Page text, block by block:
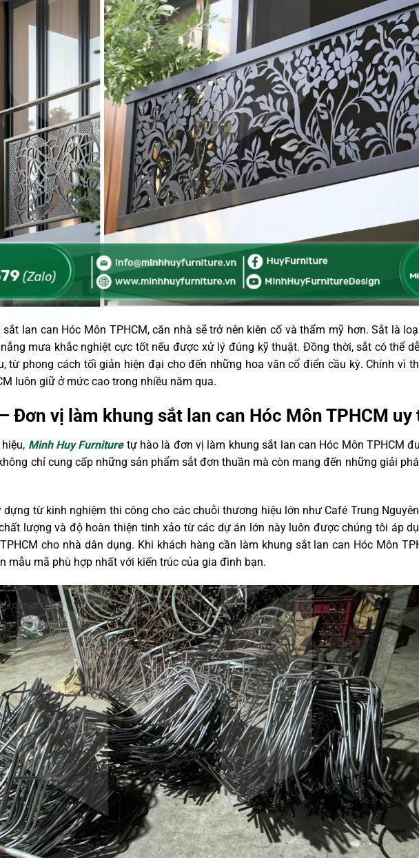
lan can Hóc Môn TPHCM, căn nhà sẽ trở nên kiên cố và thẩm mỹ hơn. Sắt là
mưa khắc nghiệt cực tốt nếu được xử lý đúng kỹ thuật. Đồng thời, sắt có thể
từ phong cách tối giản hiện đại cho đến những hoa văn cổ điển cầu kỳ. Chính vì
luôn giữ ở mức cao trong nhiều năm qua.
Đơn vị làm khung sắt lan can Hóc Môn TPHCM uy
Minh Huy Furnituretự hào là đơn vị làm khung sắt lan can Hóc Môn TPHCM
chỉ cung cấp những sản phẩm sắt đơn thuần mà còn mang đến những giải
từ kinh nghiệm thi công cho các chuỗi thương hiệu lớn như Café Trung
lượng và độ hoàn thiện tinh xảo từ các dự án lớn này luôn được chúng tôi áp
cho nhà dân dụng. Khi khách hàng cần làm khung sắt lan can Hóc Môn
mẫu mã phù hợp nhất với kiến trúc của gia đình bạn.